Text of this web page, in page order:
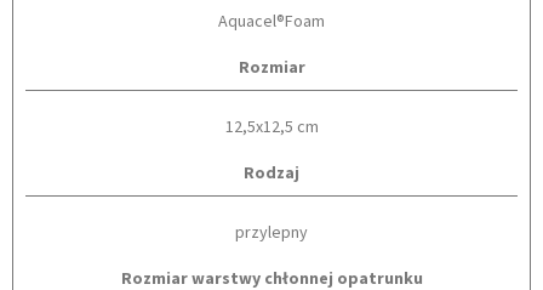
Aquacel®Foam
Rozmiar
12,5x12,5 cm
Rodzaj
przylepny
Rozmiar warstwy chłonnej opatrunku